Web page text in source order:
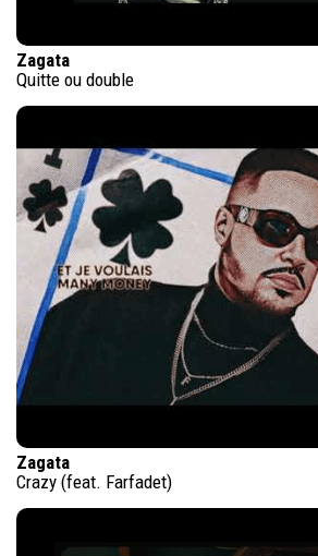
Zagata
Quitte ou double
Zagata
Crazy (feat. Farfadet)